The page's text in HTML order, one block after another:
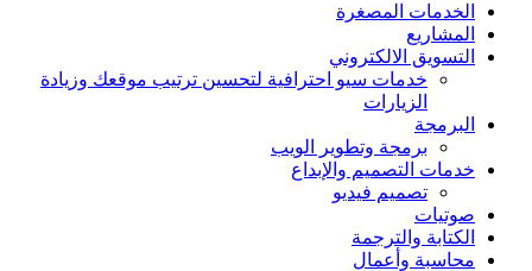
الخدمات المصغرة
المشاريع
التسويق الالكتروني
خدمات سيو احترافية لتحسين ترتيب موقعك وزيادة
الزيارات
البرمجة
برمجة وتطوير الويب
خدمات التصميم والإبداع
تصميم فيديو
صوتيات
الكتابة والترجمة
محاسبة وأعمال